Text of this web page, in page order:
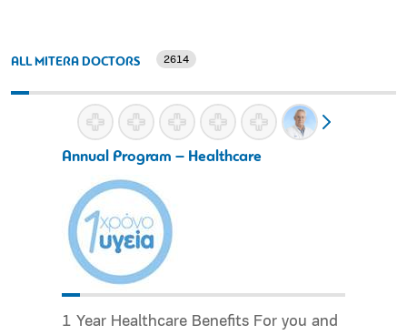
ALL MITERA DOCTORS 2614
Annual Program – Healthcare
1 Year Healthcare Benefits For you and